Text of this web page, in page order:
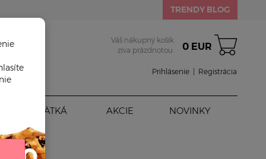
TRENDY BLOG
Váš nákupný košík
zíva prázdnotou.
0 EUR
Prihlásenie Registrácia
BÁBÄTKÁ AKCIE NOVINKY